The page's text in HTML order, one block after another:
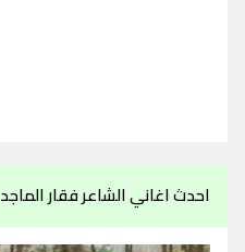
احدث اغاني الشاعر فقار الماجد